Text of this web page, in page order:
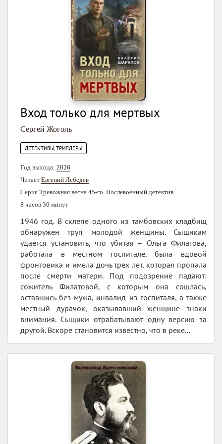
Вход только для мертвых
Сергей Жоголь
ДЕТЕКТИВЫ, ТРИЛЛЕРЫ
Год выхода: 2026
Читает Евгений Лебедев
Серия Тревожная весна 45-го. Послевоенный детектив
8 часов 30 минут
1946 год. В склепе одного из тамбовских кладбищ
обнаружен труп молодой женщины. Сыщикам
удается установить, что убитая – Ольга Филатова,
работала в местном госпитале, была вдовой
фронтовика и имела дочь трех лет, которая пропала
после смерти матери. Под подозрение падают:
сожитель Филатовой, с которым она сошлась,
оставшись без мужа, инвалид из госпиталя, а также
местный дурачок, оказывавший женщине знаки
внимания. Сыщики отрабатывают одну версию за
другой. Вскоре становится известно, что в реке...